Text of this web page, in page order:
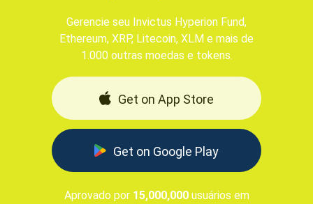
Gerencie seu Invictus Hyperion Fund,
Ethereum, XRP, Litecoin, XLM e mais de
1.000 outras moedas e tokens.
Get on App Store
Get on Google Play
Aprovado por 15,000,000usuários em